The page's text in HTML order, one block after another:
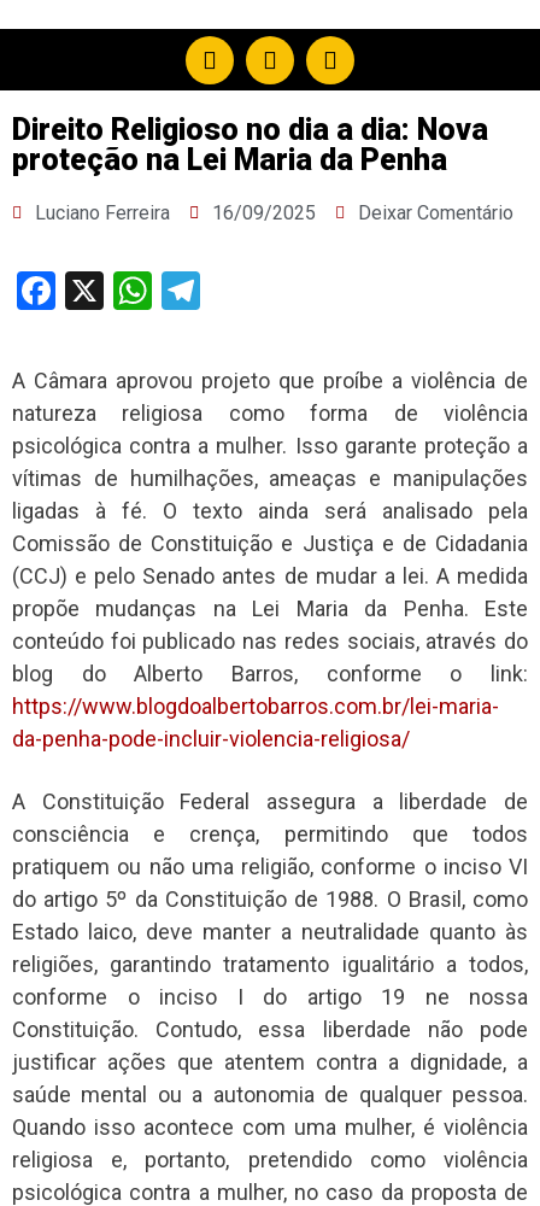
Direito Religioso no dia a dia: Nova
proteção na Lei Maria da Penha
Luciano Ferreira 16/09/2025 Deixar Comentário
Facebook
X WhatsApp
A Câmara aprovou projeto que proíbe a violência de
natureza religiosa como forma de violência
psicológica contra a mulher. Isso garante proteção a
vítimas de humilhações, ameaças e manipulações
ligadas à fé. O texto ainda será analisado pela
Comissão de Constituição e Justiça e de Cidadania
(CCJ) e pelo Senado antes de mudar a lei. A medida
propõe mudanças na Lei Maria da Penha. Este
conteúdo foi publicado nas redes sociais, através do
blog do Alberto Barros, conforme o link:
https://www.blogdoalbertobarros.com.br/lei-maria-
da-penha-pode-incluir-violencia-religiosa/
A Constituição Federal assegura a liberdade de
consciência e crença, permitindo que todos
pratiquem ou não uma religião, conforme o inciso VI
do artigo 5º da Constituição de 1988. O Brasil, como
Estado laico, deve manter a neutralidade quanto às
religiões, garantindo tratamento igualitário a todos,
conforme o inciso I do artigo 19 ne nossa
Constituição. Contudo, essa liberdade não pode
justificar ações que atentem contra a dignidade, a
saúde mental ou a autonomia de qualquer pessoa.
Quando isso acontece com uma mulher, é violência
religiosa e, portanto, pretendido como violência
psicológica contra a mulher, no caso da proposta de